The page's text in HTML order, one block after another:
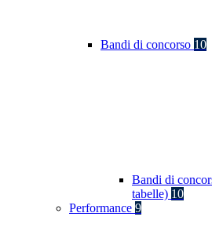
Bandi di concorso 10
Bandi di
tabelle) 10
Performance 9